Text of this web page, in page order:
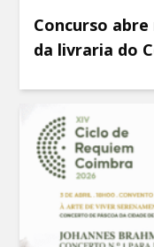
Concurso
da livraria do